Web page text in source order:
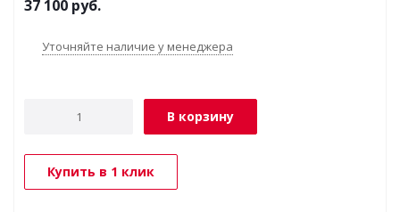
37 100 руб.
Уточняйте наличие у менеджера
В корзину
Купить в 1 клик